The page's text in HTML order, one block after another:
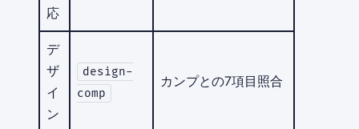
応
デ
ザ
イ
ン
design-
comp
カンプとの7項目照合